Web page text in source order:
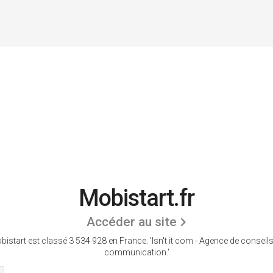
Mobistart.fr
Accéder au site
est classé 3 534 928 en France. 'Isn't it com - Agence de
communication.'